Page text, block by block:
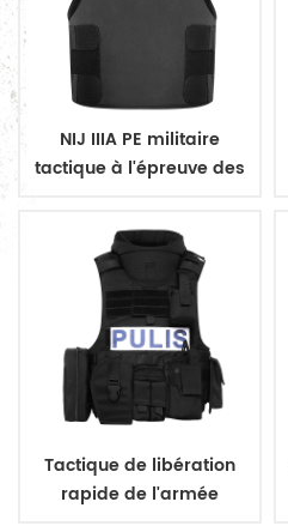
NIJ IIIA PE militaire
tactique à l'épreuve des
Tactique de libération
rapide de l'armée